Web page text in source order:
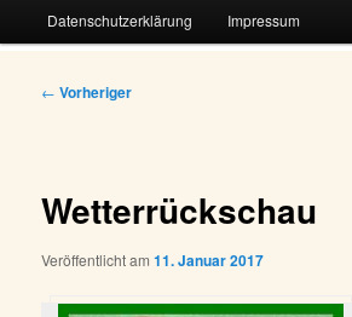
Datenschutzerklärung Impressum
Beitragsnavigation
← Vorheriger
Wetterrückschau
Veröffentlicht am11. Januar 2017